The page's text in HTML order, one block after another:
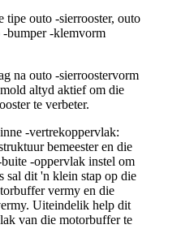
tipe outo -sierrooster, outo
bumper -klemvorm
na outo -sierroostervorm
altyd aktief om die
te verbeter.
-vertrekoppervlak:
bemeester en die
-oppervlak instel om
sal dit 'n klein stap op die
vermy en die
Uiteindelik help dit
van die motorbuffer te